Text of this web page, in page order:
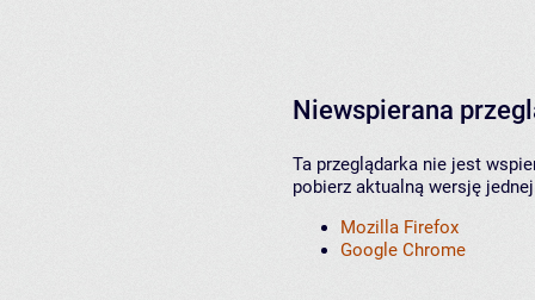
Niewspierana
Ta przeglądarka nie jest
pobierz aktualną wersję
Mozilla Firefox
Google Chrome